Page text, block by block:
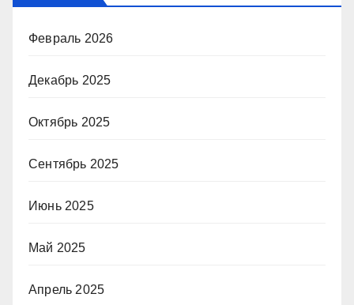
Февраль 2026
Декабрь 2025
Октябрь 2025
Сентябрь 2025
Июнь 2025
Май 2025
Апрель 2025